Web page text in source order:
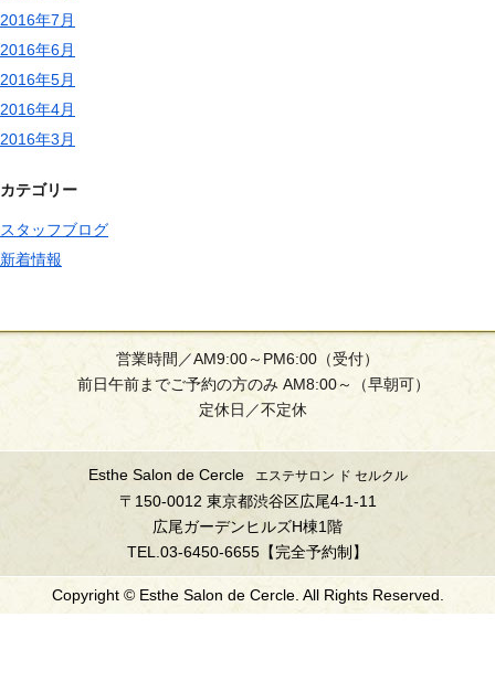
2016年7月
2016年6月
2016年5月
2016年4月
2016年3月
カテゴリー
スタッフブログ
新着情報
営業時間／AM9:00～PM6:00（受付）
前日午前までご予約の方のみ AM8:00～（早朝可）
定休日／不定休
Esthe Salon de Cercle エステサロン ド セルクル
〒150-0012 東京都渋谷区広尾4-1-11
広尾ガーデンヒルズH棟1階
TEL.03-6450-6655【完全予約制】
Copyright © Esthe Salon de Cercle. All Rights Reserved.